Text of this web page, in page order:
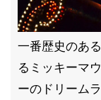
一番歴史のあ
るミッキーマ
ーのドリーム